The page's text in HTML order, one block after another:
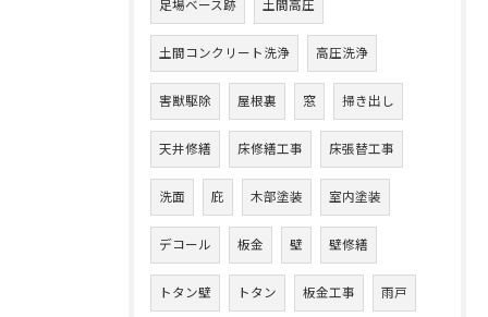
足場ベース跡 土間高圧
土間コンクリート洗浄 高圧洗浄
害獣駆除 屋根裏 窓 掃き出し
天井修繕 床修繕工事 床張替工事
洗面 庇 木部塗装 室内塗装
デコール 板金 壁 壁修繕
トタン壁 トタン 板金工事 雨戸